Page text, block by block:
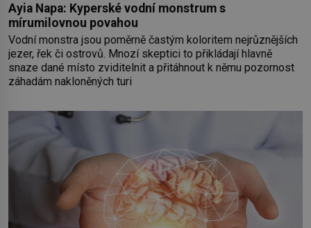
Ayia Napa: Kyperské vodní monstrum s
mírumilovnou povahou
Vodní monstra jsou poměrně častým koloritem nejrůznějších
jezer, řek či ostrovů. Mnozí skeptici to přikládají hlavně
snaze dané místo zviditelnit a přitáhnout k němu pozornost
záhadám nakloněných turi